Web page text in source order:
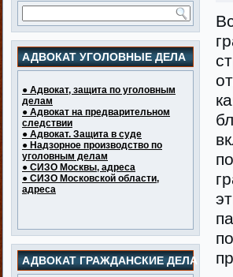
АДВОКАТ УГОЛОВНЫЕ ДЕЛА
● Адвокат, защита по уголовным
делам
● Адвокат на предварительном
следствии
● Адвокат. Защита в суде
● Надзорное производство по
уголовным делам
● СИЗО Москвы, адреса
● СИЗО Московской области,
адреса
АДВОКАТ ГРАЖДАНСКИЕ ДЕЛА